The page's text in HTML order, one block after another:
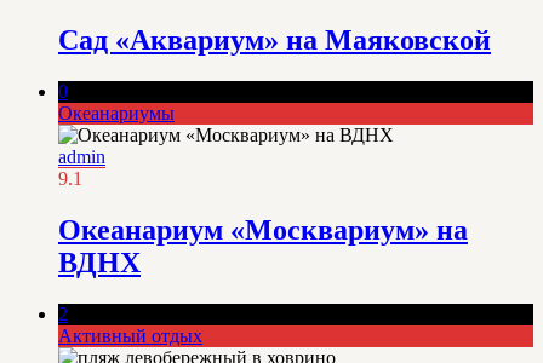
Сад «Аквариум» на Маяковской
0
Океанариумы
admin
9.1
Океанариум «Москвариум» на
ВДНХ
2
Активный отдых